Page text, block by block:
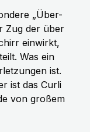
„Über-
Zug der über
einwirkt,
Was ein
ist.
ist das Curli
von großem